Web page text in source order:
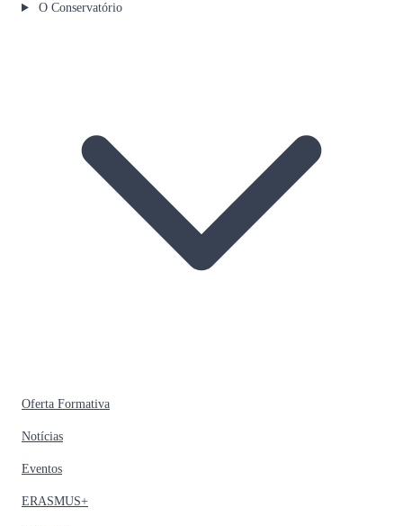
O Conservatório
Oferta Formativa
Notícias
Eventos
ERASMUS+